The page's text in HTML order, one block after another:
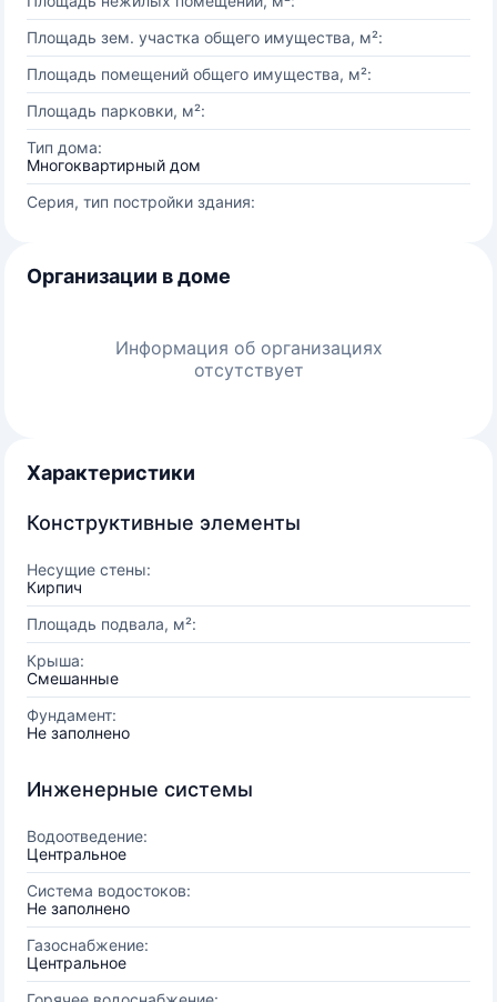
Площадь зем. участка общего имущества, м²:
Площадь помещений общего имущества, м²:
Площадь парковки, м²:
Тип дома:
Многоквартирный дом
Серия, тип постройки здания:
Организации в доме
Информация об организациях
отсутствует
Характеристики
Конструктивные элементы
Несущие стены:
Кирпич
Площадь подвала, м²:
Крыша:
Смешанные
Фундамент:
Не заполнено
Инженерные системы
Водоотведение:
Центральное
Система водостоков:
Не заполнено
Газоснабжение:
Центральное